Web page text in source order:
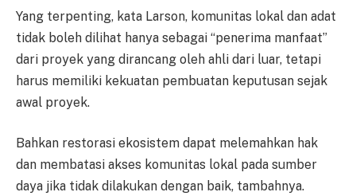
Yang terpenting, kata Larson, komunitas lokal dan adat
tidak boleh dilihat hanya sebagai “penerima manfaat”
dari proyek yang dirancang oleh ahli dari luar, tetapi
harus memiliki kekuatan pembuatan keputusan sejak
awal proyek.
Bahkan restorasi ekosistem dapat melemahkan hak
dan membatasi akses komunitas lokal pada sumber
daya jika tidak dilakukan dengan baik, tambahnya.